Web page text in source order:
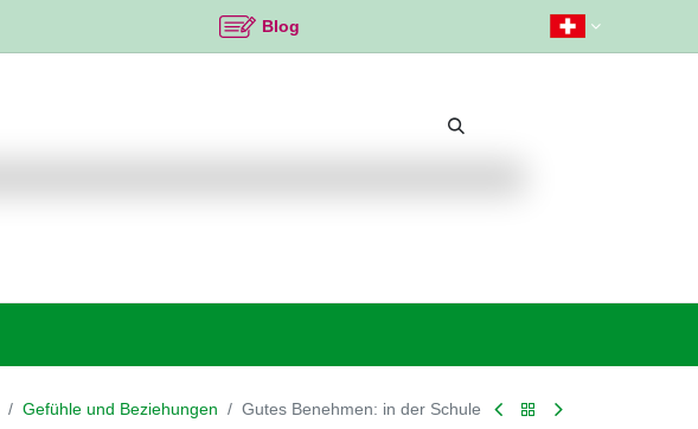
Blog
Gefühle und Beziehungen Gutes Benehmen: in der Schule